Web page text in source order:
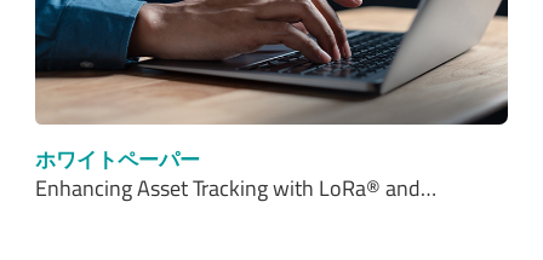
ホワイトペーパー
Enhancing Asset Tracking with LoRa® and…